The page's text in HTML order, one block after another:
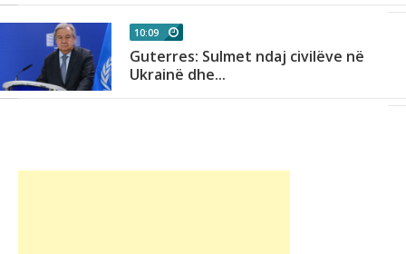
10:09
Guterres: Sulmet ndaj civilëve në
Ukrainë dhe...